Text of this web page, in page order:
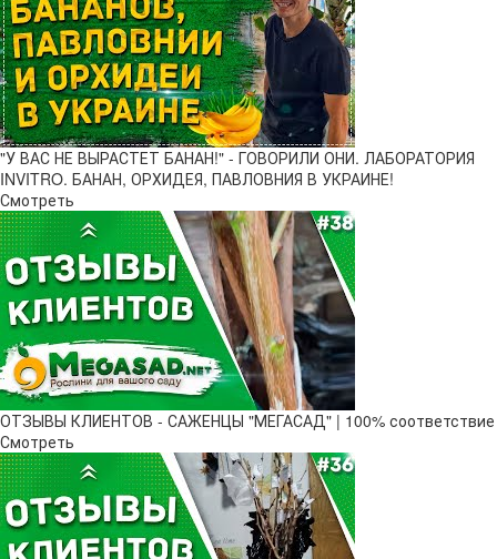
"У ВАС НЕ ВЫРАСТЕТ БАНАН!" - ГОВОРИЛИ ОНИ. ЛАБОРАТОРИЯ
INVITRO. БАНАН, ОРХИДЕЯ, ПАВЛОВНИЯ В УКРАИНЕ!
Смотреть
ОТЗЫВЫ КЛИЕНТОВ - САЖЕНЦЫ "МЕГАСАД" | 100% соответствие
Смотреть